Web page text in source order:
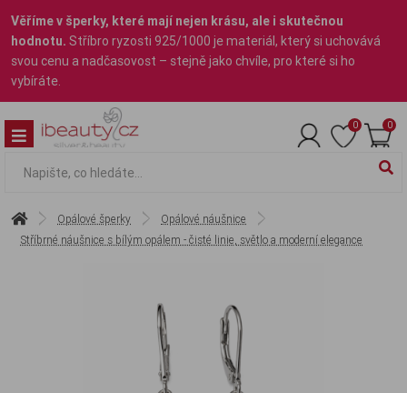
Věříme v šperky, které mají nejen krásu, ale i skutečnou
hodnotu. Stříbro ryzosti 925/1000 je materiál, který si uchovává
svou cenu a nadčasovost – stejně jako chvíle, pro které si ho
vybíráte.
0 0
Opálové šperky
Opálové náušnice
Stříbrné náušnice s bílým opálem - čisté linie, světlo a moderní elegance